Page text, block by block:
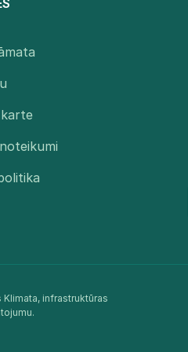
karte
Klimata, infrastruktūras